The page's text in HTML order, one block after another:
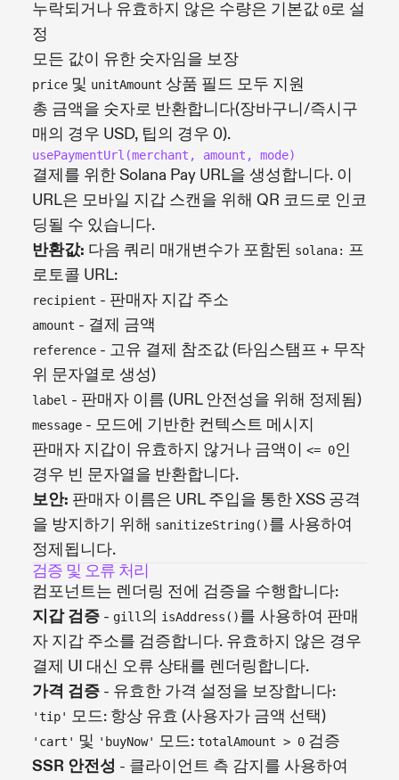
누락되거나 유효하지 않은 수량은 기본값 0로 설
정
모든 값이 유한 숫자임을 보장
price 및 unitAmount 상품 필드 모두 지원
총 금액을 숫자로 반환합니다(장바구니/즉시구
매의 경우 USD, 팁의 경우 0).
usePaymentUrl(merchant, amount, mode)
결제를 위한 Solana Pay URL을 생성합니다. 이
URL은 모바일 지갑 스캔을 위해 QR 코드로 인코
딩될 수 있습니다.
반환값: 다음 쿼리 매개변수가 포함된 solana: 프
로토콜 URL:
recipient - 판매자 지갑 주소
amount - 결제 금액
reference - 고유 결제 참조값 (타임스탬프 + 무작
위 문자열로 생성)
label - 판매자 이름 (URL 안전성을 위해 정제됨)
message - 모드에 기반한 컨텍스트 메시지
판매자 지갑이 유효하지 않거나 금액이 <= 0인
경우 빈 문자열을 반환합니다.
보안: 판매자 이름은 URL 주입을 통한 XSS 공격
을 방지하기 위해 sanitizeString()를 사용하여
정제됩니다.
검증 및 오류 처리
컴포넌트는 렌더링 전에 검증을 수행합니다:
지갑 검증 - gill의 isAddress()를 사용하여 판매
자 지갑 주소를 검증합니다. 유효하지 않은 경우
결제 UI 대신 오류 상태를 렌더링합니다.
가격 검증 - 유효한 가격 설정을 보장합니다:
'tip' 모드: 항상 유효 (사용자가 금액 선택)
'cart' 및 'buyNow' 모드: totalAmount > 0 검증
SSR 안전성 - 클라이언트 측 감지를 사용하여